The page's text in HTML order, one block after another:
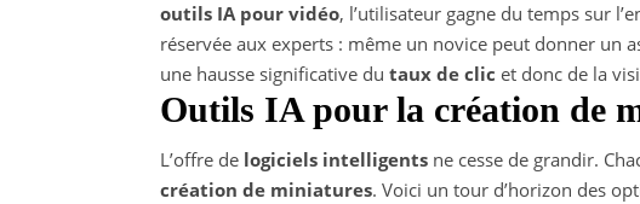
outils IA pour vidéo, l’utilisateur gagne du temps sur
réservée aux experts : même un novice peut donner un
une hausse significative du taux de clic et donc de la
Outils IA pour la création de
L’offre de logiciels intelligents ne cesse de grandir.
création de miniatures. Voici un tour d’horizon des